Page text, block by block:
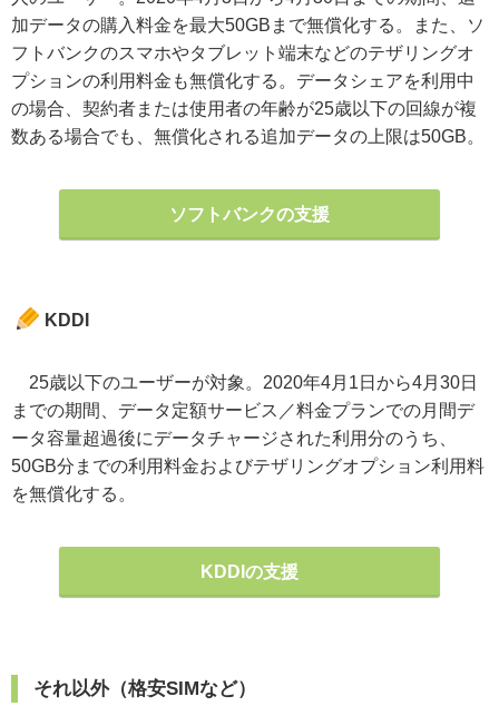
加データの購入料金を最大50GBまで無償化する。また、ソ
フトバンクのスマホやタブレット端末などのテザリングオ
プションの利用料金も無償化する。データシェアを利用中
の場合、契約者または使用者の年齢が25歳以下の回線が複
数ある場合でも、無償化される追加データの上限は50GB。
ソフトバンクの支援
KDDI
25歳以下のユーザーが対象。2020年4月1日から4月30日
までの期間、データ定額サービス／料金プランでの月間デ
ータ容量超過後にデータチャージされた利用分のうち、
50GB分までの利用料金およびテザリングオプション利用料
を無償化する。
KDDIの支援
それ以外（格安SIMなど）